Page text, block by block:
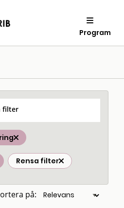
Program
filter
Rensa filter
på: